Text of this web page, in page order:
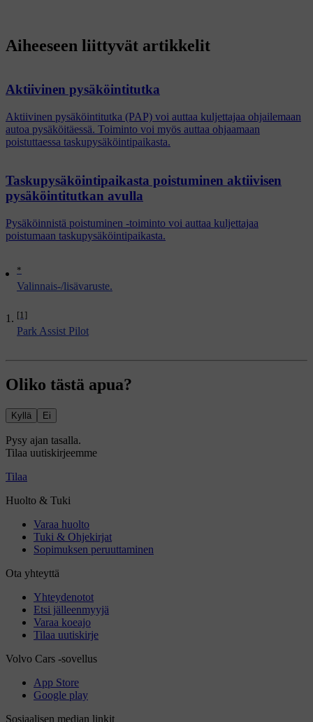
*
Valinnais-/lisävaruste.
[1]
Park Assist Pilot
Aiheeseen liittyvät artikkelit
Aktiivinen pysäköintitutka
Aktiivinen pysäköintitutka (PAP) voi auttaa kuljettajaa ohjailemaan
autoa pysäköitäessä. Toiminto voi myös auttaa ohjaamaan
poistuttaessa taskupysäköintipaikasta.
Taskupysäköintipaikasta poistuminen aktiivisen
pysäköintitutkan avulla
Pysäköinnistä poistuminen -toiminto voi auttaa kuljettajaa
poistumaan taskupysäköintipaikasta.
Oliko tästä apua?
Kyllä Ei